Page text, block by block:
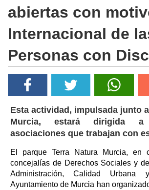
abiertas con
Internacional de
Personas con
Esta actividad, impulsada junto
Murcia, estará dirigida
asociaciones que trabajan con
El parque Terra Natura Murcia, en
concejalías de Derechos Sociales y
Administración, Calidad Urbana
Ayuntamiento de Murcia han